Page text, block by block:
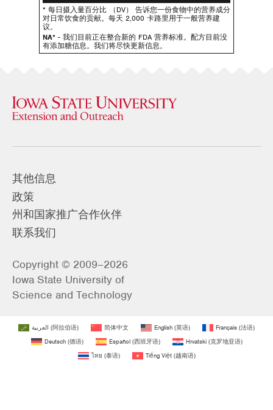
* 每日摄入量百分比 （DV） 告诉您一份食物中的营养成分
对日常饮食的贡献。每天 2,000 卡路里用于一般营养建
议。
NA* - 我们目前正在整合新的 FDA 营养标准。配方目前没
有添加糖信息。我们将尽快更新信息。
其他信息
政策
州和国家推广合作伙伴
联系我们
Copyright © 2009–2026
Iowa State University of
Science and Technology
العربية (阿拉伯语) 简体中文 English (英语) Français (法语)
Deutsch(德语) Español(西班牙语) Hrvatski(克罗地亚语)
ไทย (泰语) Tiếng Việt(越南语)